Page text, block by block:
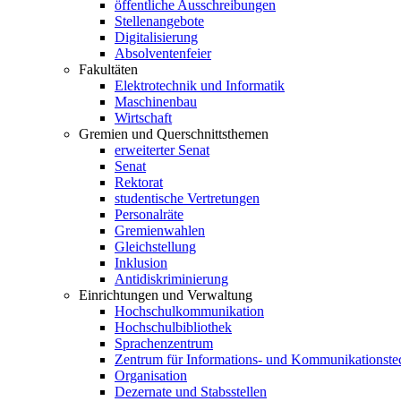
öffentliche Ausschreibungen
Stellenangebote
Digitalisierung
Absolventenfeier
Fakultäten
Elektrotechnik und Informatik
Maschinenbau
Wirtschaft
Gremien und Querschnittsthemen
erweiterter Senat
Senat
Rektorat
studentische Vertretungen
Personalräte
Gremienwahlen
Gleichstellung
Inklusion
Antidiskriminierung
Einrichtungen und Verwaltung
Hochschulkommunikation
Hochschulbibliothek
Sprachenzentrum
Zentrum für Informations- und
Organisation
Dezernate und Stabsstellen